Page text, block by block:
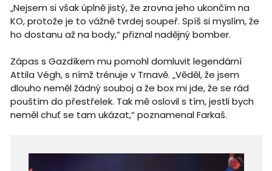
„Nejsem si však úplně jistý, že zrovna jeho ukončím na
KO, protože je to vážně tvrdej soupeř. Spíš si myslím, že
ho dostanu až na body,“ přiznal nadějný bomber.
Zápas s Gazdíkem mu pomohl domluvit legendární
Attila Végh, s nímž trénuje v Trnavě. „Věděl, že jsem
dlouho neměl žádný souboj a že box mi jde, že se rád
pouštím do přestřelek. Tak mě oslovil s tím, jestli bych
neměl chuť se tam ukázat,“ poznamenal Farkaš.